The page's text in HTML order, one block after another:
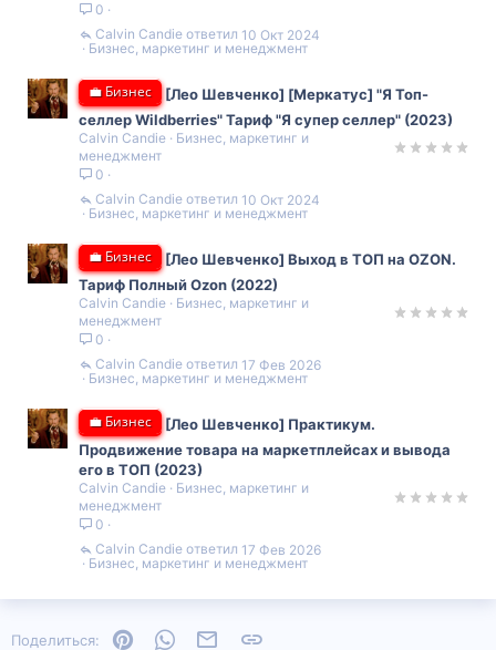
0
Бизнес, маркетинг и менеджмент
10 Окт 2024
Calvin Candie
💼 Бизнес
[Лео Шевченко] [Меркатус] "Я Топ-
селлер Wildberries" Тариф "Я супер селлер" (2023)
Calvin Candie
Бизнес, маркетинг и
менеджмент
0
Бизнес, маркетинг и менеджмент
10 Окт 2024
Calvin Candie
💼 Бизнес
[Лео Шевченко] Выход в ТОП на OZON.
Тариф Полный Ozon (2022)
Calvin Candie
Бизнес, маркетинг и
менеджмент
0
Бизнес, маркетинг и менеджмент
17 Фев 2026
Calvin Candie
💼 Бизнес
[Лео Шевченко] Практикум.
Продвижение товара на маркетплейсах и вывода
его в ТОП (2023)
Calvin Candie
Бизнес, маркетинг и
менеджмент
0
Бизнес, маркетинг и менеджмент
17 Фев 2026
Calvin Candie
Поделиться: PinterestWhatsAppЭлектронная почта